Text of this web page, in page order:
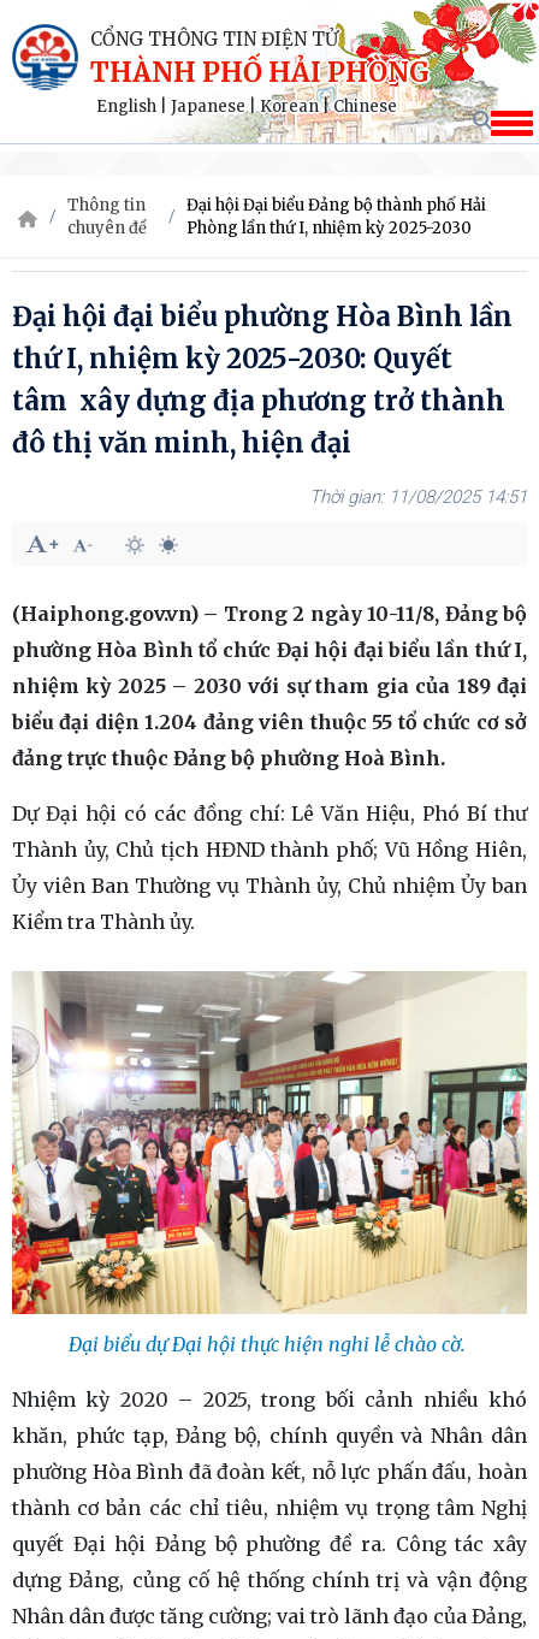
CỔNG THÔNG TIN ĐIỆN TỬ
THÀNH PHỐ HẢI PHÒNG
English Japanese|Korean|Chinese
Thông tin
chuyên đề
Đại hội Đại biểu Đảng bộ thành phố Hải
Phòng lần thứ I, nhiệm kỳ 2025-2030
Đại hội đại biểu phường Hòa Bình lần
thứ I, nhiệm kỳ 2025-2030: Quyết
tâm xây dựng địa phương trở thành
đô thị văn minh, hiện đại
11/08/2025 14:51
(Haiphong.gov.vn) – Trong 2 ngày 10-11/8, Đảng bộ
phường Hòa Bình tổ chức Đại hội đại biểu lần thứ I,
nhiệm kỳ 2025 – 2030 với sự tham gia của 189 đại
biểu đại diện 1.204 đảng viên thuộc 55 tổ chức cơ sở
đảng trực thuộc Đảng bộ phường Hoà Bình.
Dự Đại hội có các đồng chí: Lê Văn Hiệu, Phó Bí thư
Thành ủy, Chủ tịch HĐND thành phố; Vũ Hồng Hiên,
Ủy viên Ban Thường vụ Thành ủy, Chủ nhiệm Ủy ban
Kiểm tra Thành ủy.
Đại biểu dự Đại hội thực hiện nghi lễ chào cờ.
Nhiệm kỳ 2020 – 2025, trong bối cảnh nhiều khó
khăn, phức tạp, Đảng bộ, chính quyền và Nhân dân
phường Hòa Bình đã đoàn kết, nỗ lực phấn đấu, hoàn
thành cơ bản các chỉ tiêu, nhiệm vụ trọng tâm Nghị
quyết Đại hội Đảng bộ phường đề ra. Công tác xây
dựng Đảng, củng cố hệ thống chính trị và vận động
Nhân dân được tăng cường; vai trò lãnh đạo của Đảng,